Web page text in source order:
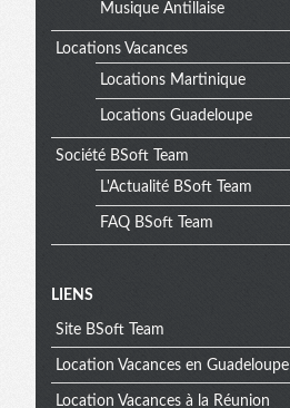
Musique Antillaise
Locations Vacances
Locations Martinique
Locations Guadeloupe
Société BSoft Team
L'Actualité BSoft Team
FAQ BSoft Team
Menu
extra
LIENS
Site BSoft Team
Location Vacances en Guadeloupe
Location Vacances à la Réunion